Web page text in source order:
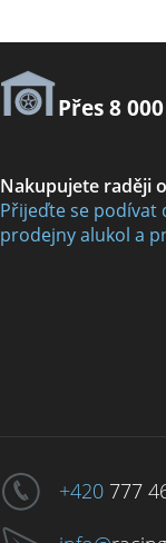
Přes 8
Nakupujete raději
Přijeďte se podívat
prodejny alukol a
+420 777